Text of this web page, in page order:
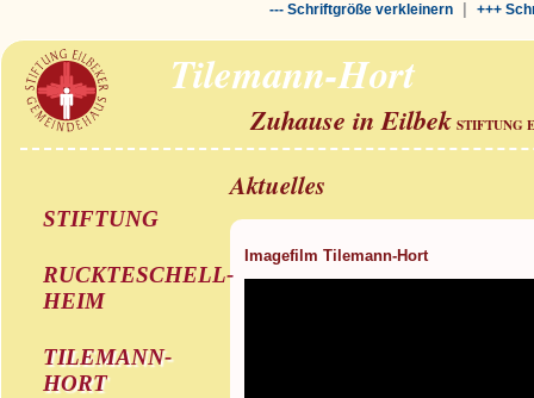
--- Schriftgröße verkleinern| +++
Tilemann-Hort
Zuhause in Eilbek STIFTUNG
STIFTUNG
RUCKTESCHELL-
HEIM
TILEMANN-
HORT
Aktuelles
Imagefilm Tilemann-Hort